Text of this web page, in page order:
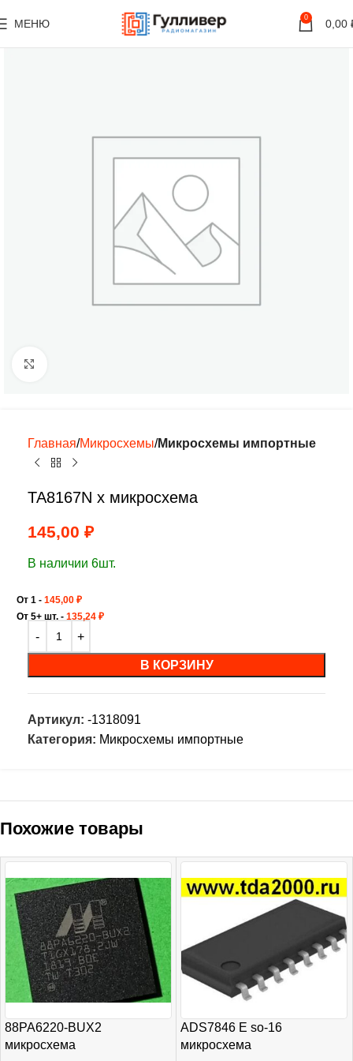
МЕНЮ 0 0,00
Главная Микросхемы Микросхемы импортные
TA8167N х микросхема
145,00 ₽
В наличии 6шт.
От 1 - 145,00 ₽
От 5+ шт. - 135,24 ₽
В КОРЗИНУ
Артикул: -1318091
Категория: Микросхемы импортные
Похожие товары
88PA6220-BUX2
микросхема
ADS7846 E so-16
микросхема